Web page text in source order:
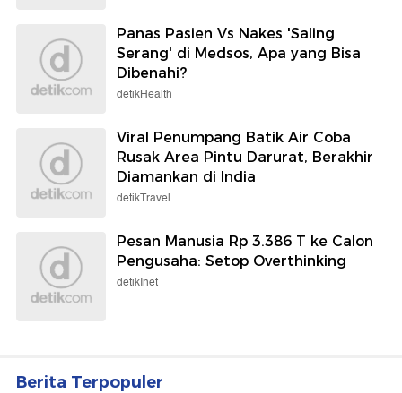
Panas Pasien Vs Nakes 'Saling
Serang' di Medsos, Apa yang Bisa
Dibenahi?
detikHealth
Viral Penumpang Batik Air Coba
Rusak Area Pintu Darurat, Berakhir
Diamankan di India
detikTravel
Pesan Manusia Rp 3.386 T ke Calon
Pengusaha: Setop Overthinking
detikInet
Berita Terpopuler